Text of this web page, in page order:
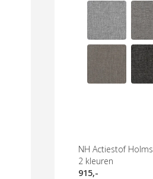
NH Actiestof Holms
2 kleuren
915,-